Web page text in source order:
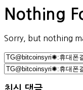
Nothing
Sorry, but nothing
Search
for:
Search